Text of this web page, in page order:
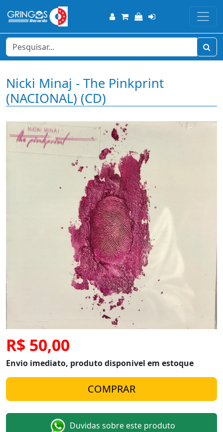
Nicki Minaj - The Pinkprint
(NACIONAL) (CD)
R$ 50,00
Envio imediato, produto disponivel em estoque
Duvidas sobre este produto